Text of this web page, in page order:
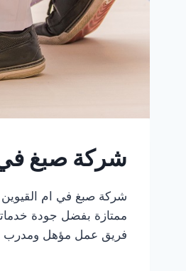
شركة صبغ في
ممتازة بفضل جودة
فريق عمل مؤهل ومدرب